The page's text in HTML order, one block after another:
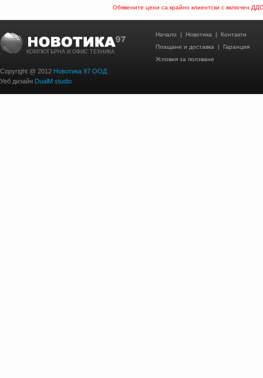
Обявените цени са крайно клиентски с включен ДДС
КОМПЮТЪРНА И ОФИС ТЕХНИКА
Copyright @ 2012 Новотика 97 ООД
Уеб дизайн DualM studio
Начало | Новотика | Контакти
Плащане и доставка | Гаранция
Условия за ползване